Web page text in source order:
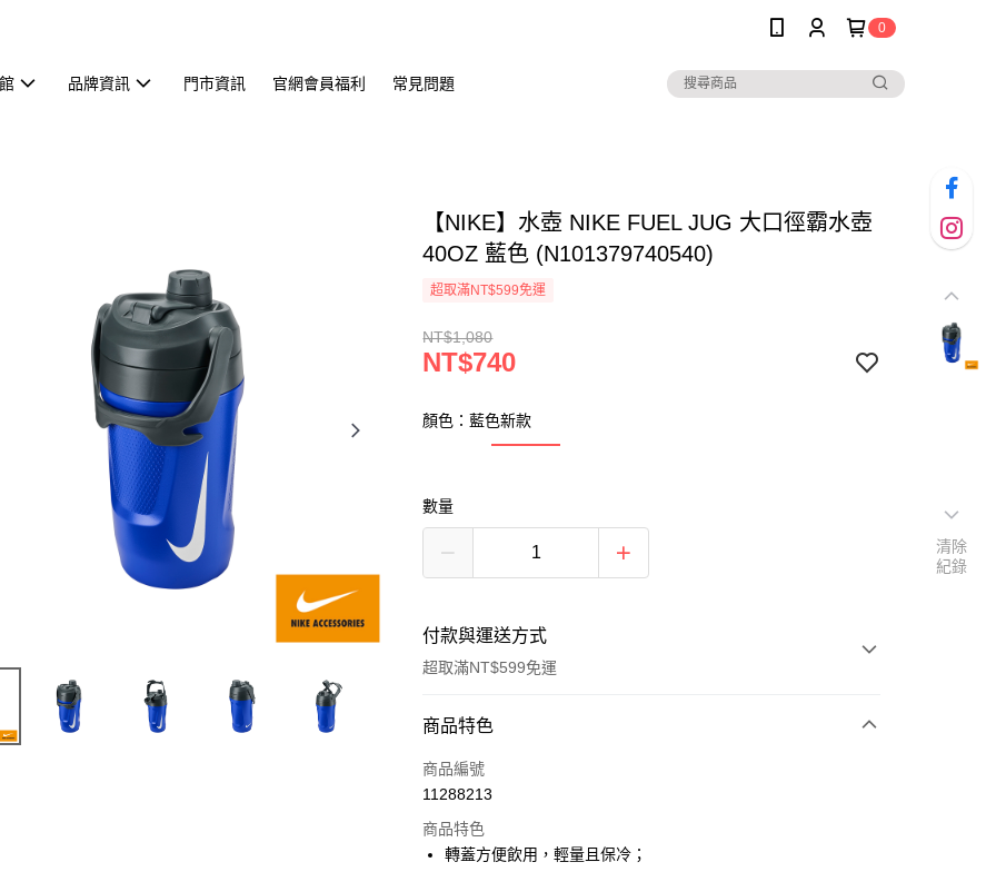
0
品牌資訊 門市資訊 官網會員福利 常見問題
【NIKE】水壺 NIKE FUEL JUG 大口徑霸水壺
40OZ 藍色 (N101379740540)
超取滿NT$599免運
NT$1,080
NT$740
顏色：藍色新款
數量
付款與運送方式
超取滿NT$599免運
付款方式
信用卡一次付款
Apple Pay
商品特色
商品編號
11288213
商品特色
轉蓋方便飲用，輕量且保冷；
清除
紀錄